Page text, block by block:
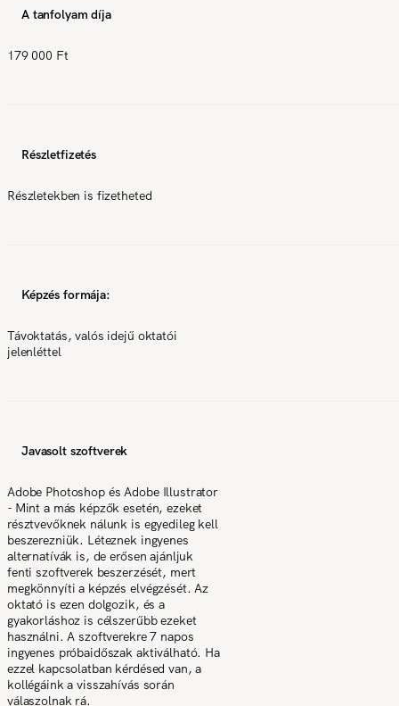
A tanfolyam díja
179 000 Ft
Részletfizetés
Részletekben is fizetheted
Képzés formája:
Távoktatás, valós idejű oktatói
jelenléttel
Javasolt szoftverek
Adobe Photoshop és Adobe Illustrator
- Mint a más képzők esetén, ezeket
résztvevőknek nálunk is egyedileg kell
beszerezniük. Léteznek ingyenes
alternatívák is, de erősen ajánljuk
fenti szoftverek beszerzését, mert
megkönnyíti a képzés elvégzését. Az
oktató is ezen dolgozik, és a
gyakorláshoz is célszerűbb ezeket
használni. A szoftverekre 7 napos
ingyenes próbaidőszak aktiválható. Ha
ezzel kapcsolatban kérdésed van, a
kollégáink a visszahívás során
válaszolnak rá.